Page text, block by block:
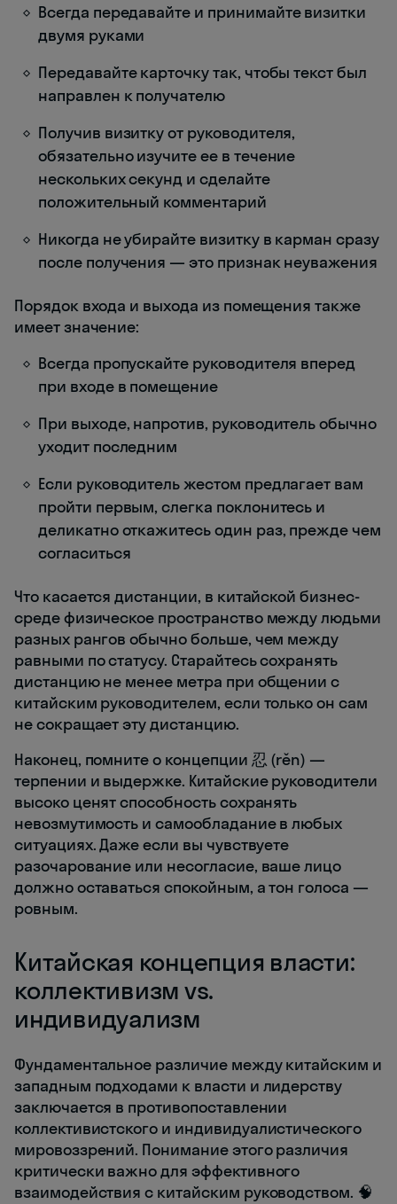
Всегда передавайте и принимайте визитки
двумя руками
Передавайте карточку так, чтобы текст был
направлен к получателю
Получив визитку от руководителя,
обязательно изучите ее в течение
нескольких секунд и сделайте
положительный комментарий
Никогда не убирайте визитку в карман сразу
после получения — это признак неуважения
Порядок входа и выхода из помещения также
имеет значение:
Всегда пропускайте руководителя вперед
при входе в помещение
При выходе, напротив, руководитель обычно
уходит последним
Если руководитель жестом предлагает вам
пройти первым, слегка поклонитесь и
деликатно откажитесь один раз, прежде чем
согласиться
Что касается дистанции, в китайской бизнес-
среде физическое пространство между людьми
разных рангов обычно больше, чем между
равными по статусу. Старайтесь сохранять
дистанцию не менее метра при общении с
китайским руководителем, если только он сам
не сокращает эту дистанцию.
Наконец, помните о концепции 忍 (rěn) —
терпении и выдержке. Китайские руководители
высоко ценят способность сохранять
невозмутимость и самообладание в любых
ситуациях. Даже если вы чувствуете
разочарование или несогласие, ваше лицо
должно оставаться спокойным, а тон голоса —
ровным.
Китайская концепция власти:
коллективизм vs.
индивидуализм
Фундаментальное различие между китайским и
западным подходами к власти и лидерству
заключается в противопоставлении
коллективистского и индивидуалистического
мировоззрений. Понимание этого различия
критически важно для эффективного
взаимодействия с китайским руководством. 🧠